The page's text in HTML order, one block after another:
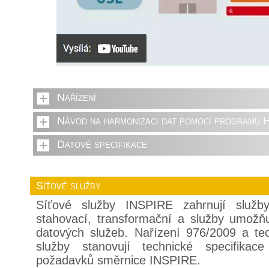
Nařízení
Návod na harmonizaci dat pomocí programu
Datové specifikace
Síťové služby
Síťové služby INSPIRE zahrnují
stahovací, transformační a služby
datových služeb. Nařízení 976/2009 a
služby stanovují technické
požadavků směrnice INSPIRE.